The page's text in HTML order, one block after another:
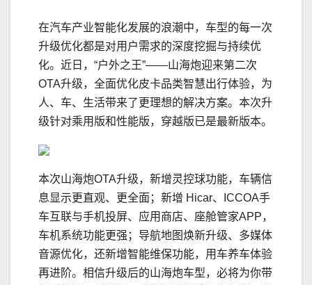
在汽车产业智能化发展的浪潮中，车型的每一次
升级优化都是对用户需求的深度挖掘与持续优
化。近日，“户外之王”——山海炮迎来第二次
OTA升级，全面优化皮卡品类智慧出行体验，为
人、车、生活带来了更理想的解决方案。本次升
级针对乘用版和性能版，穿越版已是最新版本。
本次山海炮OTA升级，新增灵控球功能，车辆信
息显示更直观、更全面；新增 Hicar、ICCOA手
车互联与手机投屏、应用商店、座舱管家APP，
车机系统功能更强；导航地图焕新升级、多媒体
音源优化，还新增智能维保功能，用车养车体验
再进阶。相信升级后的山海炮车型，必将为你带